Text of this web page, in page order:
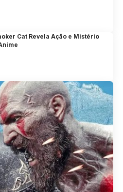
Cat Revela Ação e Mistério